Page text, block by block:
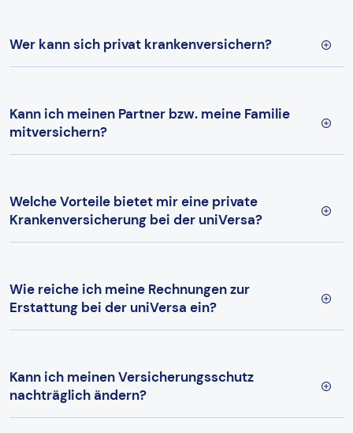
Wer kann sich privat krankenversichern?
Kann ich meinen Partner bzw. meine Familie
mitversichern?
Welche Vorteile bietet mir eine private
Krankenversicherung bei der uniVersa?
Wie reiche ich meine Rechnungen zur
Erstattung bei der uniVersa ein?
Kann ich meinen Versicherungsschutz
nachträglich ändern?